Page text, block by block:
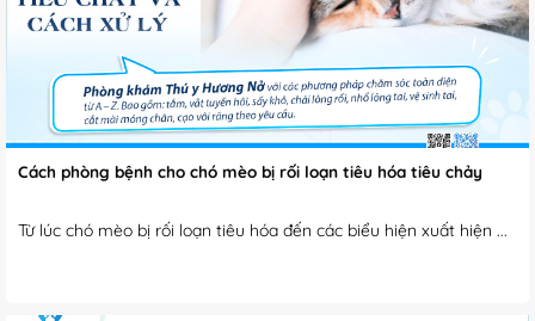
Cách phòng bệnh cho chó mèo bị rối loạn tiêu hóa tiêu chảy
Từ lúc chó mèo bị rối loạn tiêu hóa đến các biểu hiện xuất hiện ...